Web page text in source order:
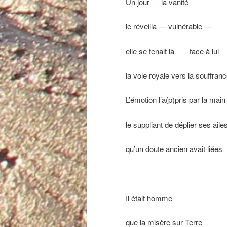
le réveilla — vulnérable —
elle se tenait là……face à lui
la voie royale vers la
L’émotion l’a(p)pris par la main
le suppliant de déplier ses
qu’un doute ancien avait liées
Il était homme
que la misère sur Terre